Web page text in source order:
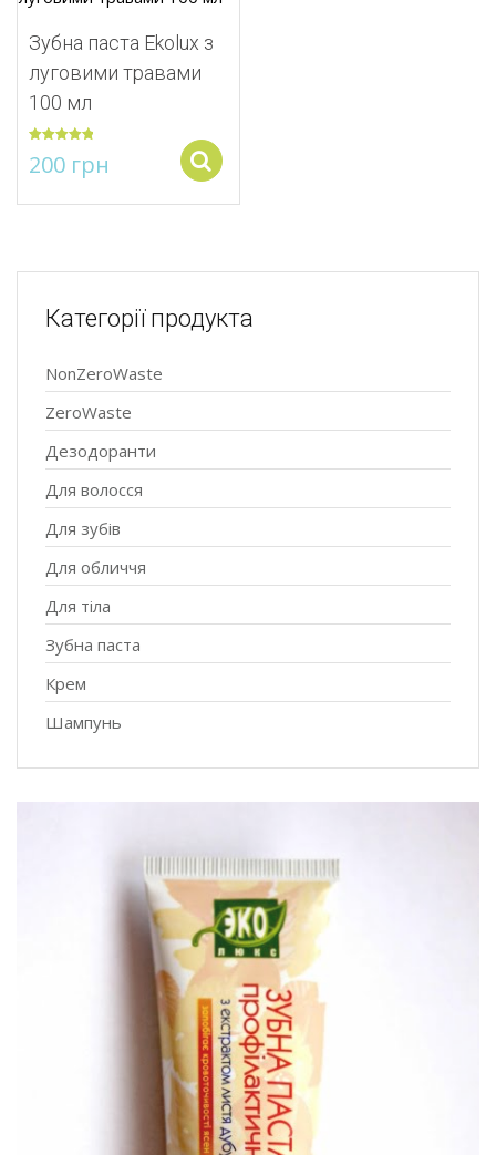
Зубна паста Ekolux з
луговими травами
100 мл
5.00з 5
200 грн
Категорії продукта
NonZeroWaste
ZeroWaste
Дезодоранти
Для волосся
Для зубів
Для обличчя
Для тіла
Зубна паста
Крем
Шампунь